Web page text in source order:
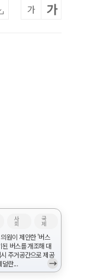
가 가
사
회
국
제
원이 제안한 '버스
버스를 개조해 대
주거공간으로 제공
덜란...
→